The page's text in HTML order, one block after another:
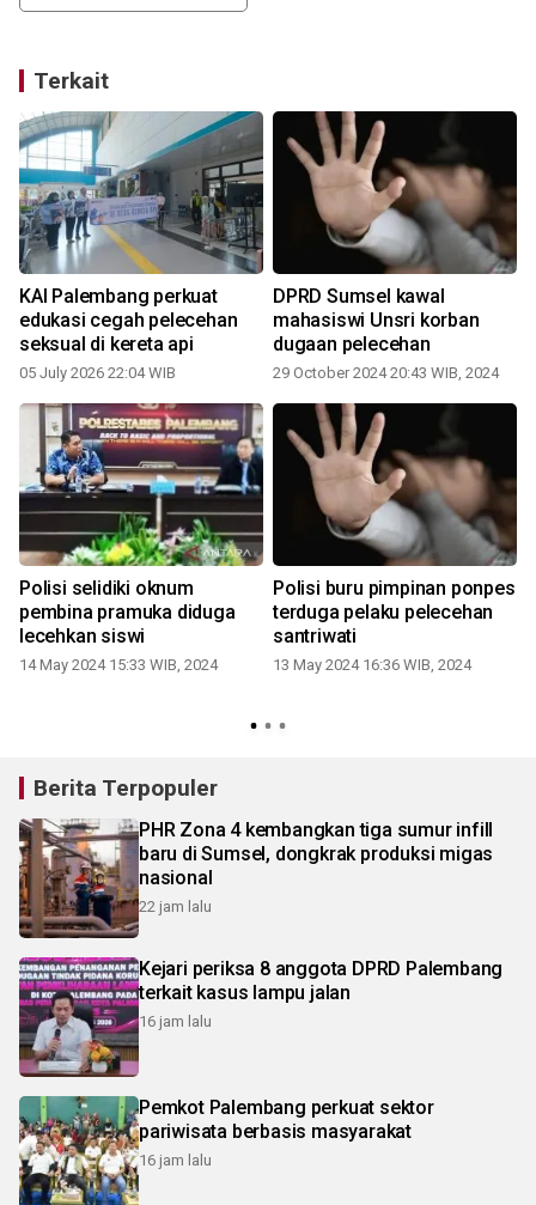
Terkait
KAI Palembang perkuat
edukasi cegah pelecehan
seksual di kereta api
05 July 2026 22:04 WIB
DPRD Sumsel kawal
mahasiswi Unsri korban
dugaan pelecehan
29 October 2024 20:43 WIB, 2024
Polisi selidiki oknum
pembina pramuka diduga
lecehkan siswi
14 May 2024 15:33 WIB, 2024
Polisi buru pimpinan ponpes
terduga pelaku pelecehan
santriwati
13 May 2024 16:36 WIB, 2024
Berita Terpopuler
PHR Zona 4 kembangkan tiga sumur infill
baru di Sumsel, dongkrak produksi migas
nasional
22 jam lalu
Kejari periksa 8 anggota DPRD Palembang
terkait kasus lampu jalan
16 jam lalu
Pemkot Palembang perkuat sektor
pariwisata berbasis masyarakat
16 jam lalu